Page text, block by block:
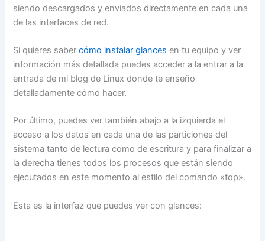
siendo descargados y enviados directamente en cada una
de las interfaces de red.
Si quieres sabercómo instalar glancesen tu equipo y ver
información más detallada puedes acceder a la entrar a la
entrada de mi blog de Linux donde te enseño
detalladamente cómo hacer.
Por último, puedes ver también abajo a la izquierda el
acceso a los datos en cada una de las particiones del
sistema tanto de lectura como de escritura y para finalizar a
la derecha tienes todos los procesos que están siendo
ejecutados en este momento al estilo del comando «top».
Esta es la interfaz que puedes ver con glances: